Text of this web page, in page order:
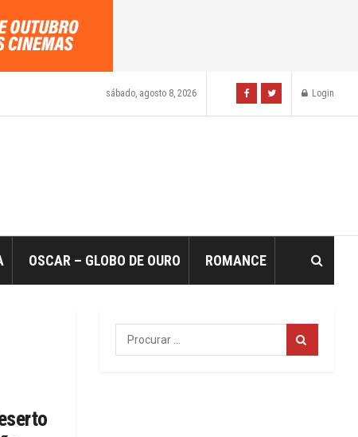
sábado, agosto 8, 2026 Login
OSCAR – GLOBO DE OURO ROMANCE